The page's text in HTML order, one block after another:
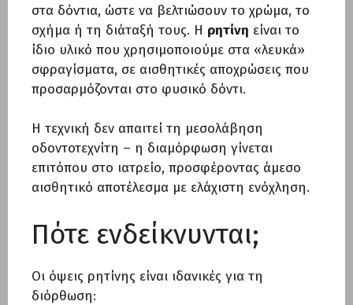
στα δόντια, ώστε να βελτιώσουν το χρώμα, το
σχήμα ή τη διάταξή τους. Η ρητίνη είναι το
ίδιο υλικό που χρησιμοποιούμε στα «λευκά»
σφραγίσματα, σε αισθητικές αποχρώσεις που
προσαρμόζονται στο φυσικό δόντι.
Η τεχνική δεν απαιτεί τη μεσολάβηση
οδοντοτεχνίτη – η διαμόρφωση γίνεται
επιτόπου στο ιατρείο, προσφέροντας άμεσο
αισθητικό αποτέλεσμα με ελάχιστη ενόχληση.
Πότε ενδείκνυνται;
Οι όψεις ρητίνης είναι ιδανικές για τη
διόρθωση: